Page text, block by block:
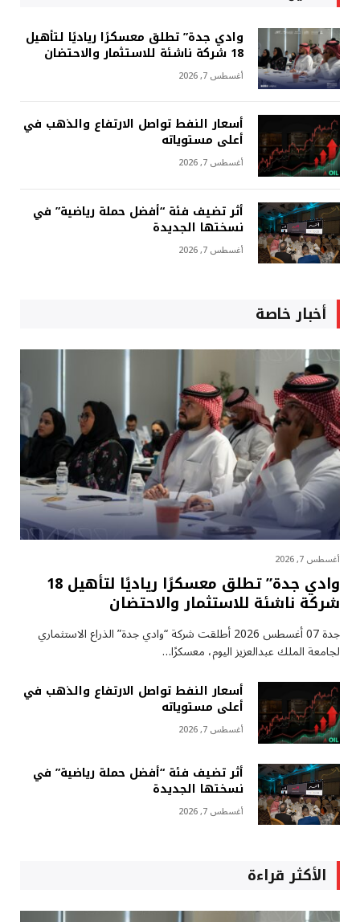
وادي جدة” تطلق معسكرًا رياديًا لتأهيل
18 شركة ناشئة للاستثمار والاحتضان
أغسطس 7, 2026
أسعار النفط تواصل الارتفاع والذهب في
أعلى مستوياته
أغسطس 7, 2026
أثر تضيف فئة “أفضل حملة رياضية” في
نسختها الجديدة
أغسطس 7, 2026
أخبار خاصة
أغسطس 7, 2026
وادي جدة” تطلق معسكرًا رياديًا لتأهيل 18
شركة ناشئة للاستثمار والاحتضان
جدة 07 أغسطس 2026 أطلقت شركة “وادي جدة” الذراع الاستثماري
لجامعة الملك عبدالعزيز اليوم، معسكرًا…
أسعار النفط تواصل الارتفاع والذهب في
أعلى مستوياته
أغسطس 7, 2026
أثر تضيف فئة “أفضل حملة رياضية” في
نسختها الجديدة
أغسطس 7, 2026
الأكثر قراءة